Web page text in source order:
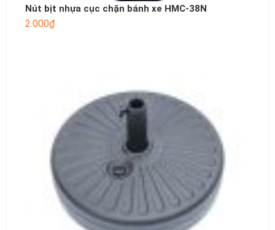
Nút bịt nhựa cục chặn bánh xe HMC-38N
2.000₫